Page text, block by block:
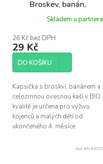
Broskev, banán,
celozrnná ovesná kaše,
Skladem u partnera
26 Kč bez DPH
29 Kč
DO KOŠÍKU
Kapsička s broskví, banánem a
celozrnnou ovesnou kaší v BIO
kvalitě je určena pro výživu
kojenců a malých dětí od
ukončeného 4. měsíce.
Kód: AN-43032